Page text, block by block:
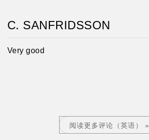
C. SANFRIDSSON
Very good
阅读更多评论（英语） »